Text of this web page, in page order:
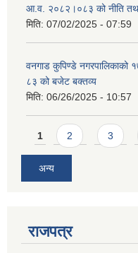
आ.व. २०८२।०८३ को नीति
मिति: 07/02/2025 - 07:59
वनगाड कुपिण्डे
८३ को बजेट बक्तव्य
मिति: 06/26/2025 - 10:57
Pages
1 2 3
अन्य
राजपत्र